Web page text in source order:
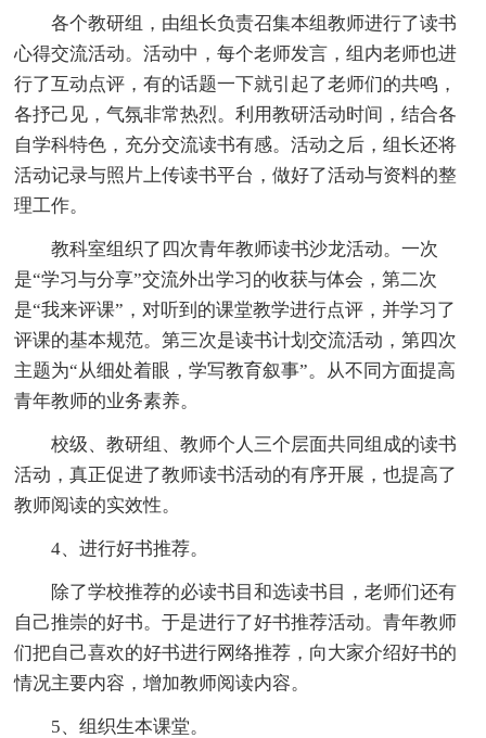
各个教研组，由组长负责召集本组教师进行了读书
心得交流活动。活动中，每个老师发言，组内老师也进
行了互动点评，有的话题一下就引起了老师们的共鸣，
各抒己见，气氛非常热烈。利用教研活动时间，结合各
自学科特色，充分交流读书有感。活动之后，组长还将
活动记录与照片上传读书平台，做好了活动与资料的整
理工作。
教科室组织了四次青年教师读书沙龙活动。一次
是“学习与分享”交流外出学习的收获与体会，第二次
是“我来评课”，对听到的课堂教学进行点评，并学习了
评课的基本规范。第三次是读书计划交流活动，第四次
主题为“从细处着眼，学写教育叙事”。从不同方面提高
青年教师的业务素养。
校级、教研组、教师个人三个层面共同组成的读书
活动，真正促进了教师读书活动的有序开展，也提高了
教师阅读的实效性。
4、进行好书推荐。
除了学校推荐的必读书目和选读书目，老师们还有
自己推崇的好书。于是进行了好书推荐活动。青年教师
们把自己喜欢的好书进行网络推荐，向大家介绍好书的
情况主要内容，增加教师阅读内容。
5、组织生本课堂。